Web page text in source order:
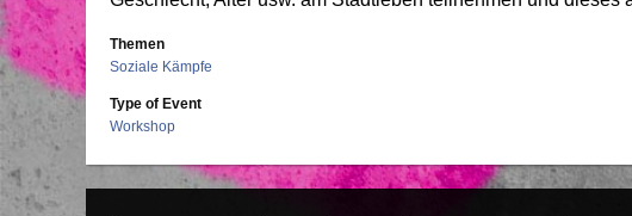
Themen
Soziale Kämpfe
Type of Event
Workshop